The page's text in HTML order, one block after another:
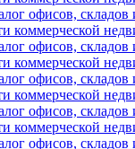
офисов,
коммерческой
офисов,
коммерческой
офисов,
коммерческой
офисов,
коммерческой
офисов,